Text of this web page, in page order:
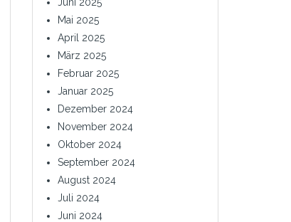
Mai 2025
April 2025
März 2025
Februar 2025
Januar 2025
Dezember 2024
November 2024
Oktober 2024
September 2024
August 2024
Juli 2024
Juni 2024